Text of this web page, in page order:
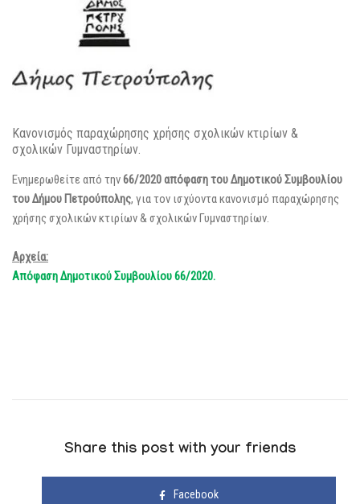
Κανονισμός παραχώρησης χρήσης σχολικών κτιρίων &
σχολικών Γυμναστηρίων.
Ενημερωθείτε από την66/2020 απόφαση του Δημοτικού Συμβουλίου
του Δήμου Πετρούπολης, για τον ισχύοντα κανονισμό παραχώρησης
χρήσης σχολικών κτιρίων & σχολικών Γυμναστηρίων.
Αρχεία:
Απόφαση Δημοτικού Συμβουλίου 66/2020.
Share this post with your friends
Facebook